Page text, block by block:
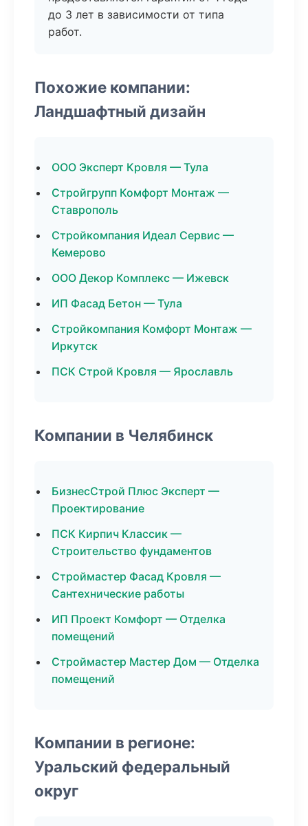
до 3 лет в зависимости от типа
работ.
Похожие компании:
Ландшафтный дизайн
ООО Эксперт Кровля — Тула
Стройгрупп Комфорт Монтаж —
Ставрополь
Стройкомпания Идеал Сервис —
Кемерово
ООО Декор Комплекс — Ижевск
ИП Фасад Бетон — Тула
Стройкомпания Комфорт Монтаж —
Иркутск
ПСК Строй Кровля — Ярославль
Компании в Челябинск
БизнесСтрой Плюс Эксперт —
Проектирование
ПСК Кирпич Классик —
Строительство фундаментов
Строймастер Фасад Кровля —
Сантехнические работы
ИП Проект Комфорт — Отделка
помещений
Строймастер Мастер Дом — Отделка
помещений
Компании в регионе:
Уральский федеральный
округ